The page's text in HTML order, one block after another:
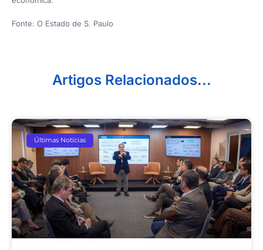
Fonte: O Estado de S. Paulo
Artigos Relacionados...
Últimas Notícias